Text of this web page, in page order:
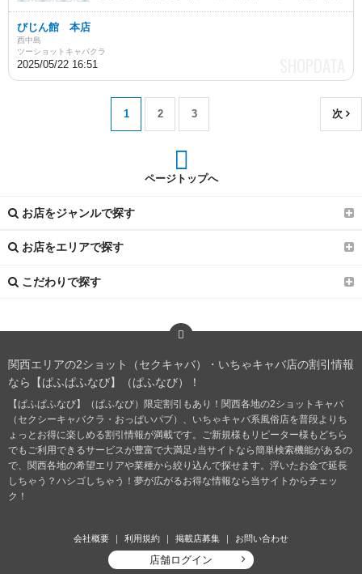
びじん館 本店
西中島
ツーショットキャバクラ
2025/05/22 16:51
1 2 3 次
ページトップへ
お店をジャンルで探す
お店をエリアで探す
こだわりで探す
関西エリアの2ショット（セクキャバ）・いちゃキャバ店の割引情報
なら【ぱふぱふなび】（ぱふなび）！
【ぱふぱふなび】（ぱふなび）限定割引もあり！関西各地の2ショットキャバ
（セクシーキャバクラ・おっぱいパブ）、いちゃキャバ系風俗店を普段よりち
ょっとお得に楽しめる割引情報が満載です。ご新規様もリピーター様もどちら
でもご利用できるサービスが豊富で大満足♪当サイトなら簡単検索機能があるの
で、関西各地の希望エリアや業種から絞り込んで探せます。浮いたお金で延長
しちゃう？ハシゴしちゃう！夢が広がるお得な情報なら当サイトからチェッ
ク！
会社概要 利用規約 掲載店募集 お問い合わせ
店舗ログイン